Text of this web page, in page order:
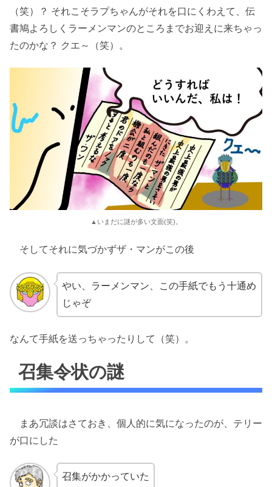
（笑）？ それこそラプちゃんがそれを口にくわえて、伝
書鳩よろしくラーメンマンのところまでお迎えに来ちゃっ
たのかな？ クエ～（笑）。
▲いまだに謎が多い文面(笑)。
そしてそれに気づかずザ・マンがこの後
やい、ラーメンマン、この手紙でもう十通め
じゃぞ
なんて手紙を送っちゃったりして（笑）。
召集令状の謎
まあ冗談はさておき、個人的に気になったのが、テリー
が口にした
召集がかかっていた